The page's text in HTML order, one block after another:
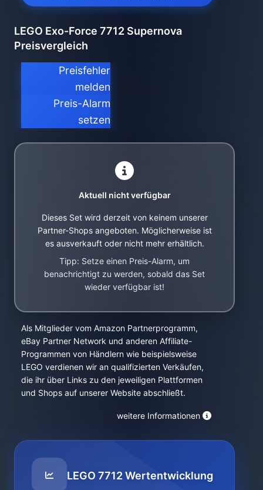
LEGO Exo-Force 7712 Supernova
Preisvergleich
Preisfehler
melden
Preis-Alarm
setzen
Aktuell nicht verfügbar
Dieses Set wird derzeit von keinem unserer
Partner-Shops angeboten. Möglicherweise ist
es ausverkauft oder nicht mehr erhältlich.
Tipp: Setze einen Preis-Alarm, um
benachrichtigt zu werden, sobald das Set
wieder verfügbar ist!
Als Mitglieder vom Amazon Partnerprogramm,
eBay Partner Network und anderen Affiliate-
Programmen von Händlern wie beispielsweise
LEGO verdienen wir an qualifizierten Verkäufen,
die ihr über Links zu den jeweiligen Plattformen
und Shops auf unserer Website abschließt.
weitere Informationen
LEGO 7712 Wertentwicklung